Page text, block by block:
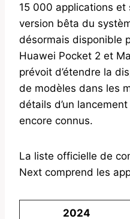
15 000 applications et
version bêta du
désormais disponible
Huawei Pocket 2 et
prévoit d’étendre la
de modèles dans les
détails d’un
encore connus.
La liste officielle de
Next comprend les
2024